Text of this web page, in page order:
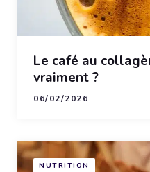
Le café au
vraiment ?
06/02/2026
NUTRITION